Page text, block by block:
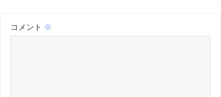
コメント ※